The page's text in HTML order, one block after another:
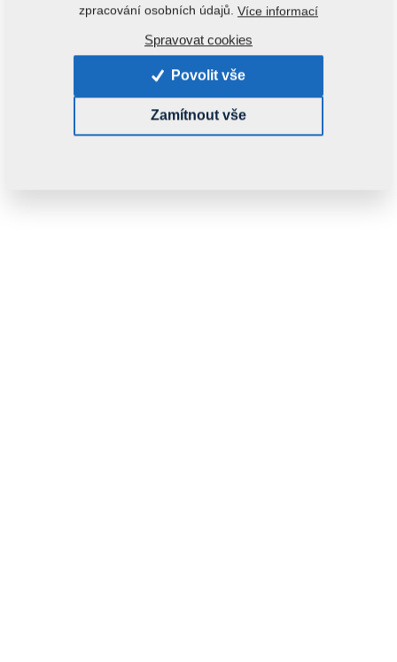
zpracování osobních údajů. Více informací
Spravovat cookies
Povolit vše
Zamítnout vše